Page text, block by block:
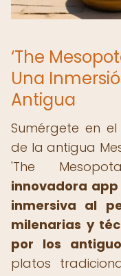
‘The
Una
Antigua
Sumérgete en
de la antigua
'The
innovadora
inmersiva al
milenarias y
por los
platos